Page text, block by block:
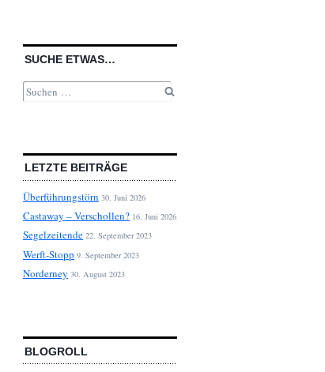
SUCHE ETWAS…
Suchen
nach:
LETZTE BEITRÄGE
Überführungstörn 30. Juni 2026
Castaway – Verschollen? 16. Juni 2026
Segelzeitende 22. September 2023
Werft-Stopp 9. September 2023
Norderney 30. August 2023
BLOGROLL